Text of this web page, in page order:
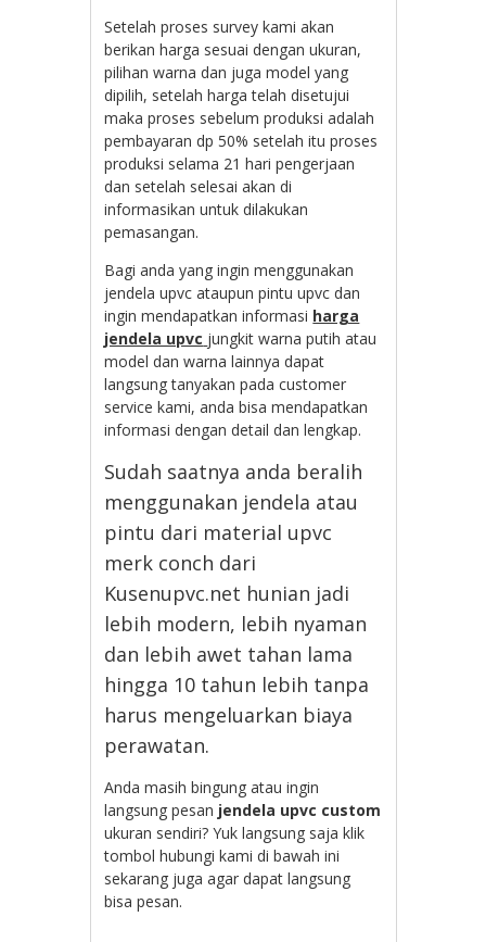
Setelah proses survey kami akan
berikan harga sesuai dengan ukuran,
pilihan warna dan juga model yang
dipilih, setelah harga telah disetujui
maka proses sebelum produksi adalah
pembayaran dp 50% setelah itu proses
produksi selama 21 hari pengerjaan
dan setelah selesai akan di
informasikan untuk dilakukan
pemasangan.
Bagi anda yang ingin menggunakan
jendela upvc ataupun pintu upvc dan
ingin mendapatkan informasi harga
jendela upvc jungkit warna putih atau
model dan warna lainnya dapat
langsung tanyakan pada customer
service kami, anda bisa mendapatkan
informasi dengan detail dan lengkap.
Sudah saatnya anda beralih
menggunakan jendela atau
pintu dari material upvc
merk conch dari
Kusenupvc.net hunian jadi
lebih modern, lebih nyaman
dan lebih awet tahan lama
hingga 10 tahun lebih tanpa
harus mengeluarkan biaya
perawatan.
Anda masih bingung atau ingin
langsung pesan jendela upvc custom
ukuran sendiri? Yuk langsung saja klik
tombol hubungi kami di bawah ini
sekarang juga agar dapat langsung
bisa pesan.